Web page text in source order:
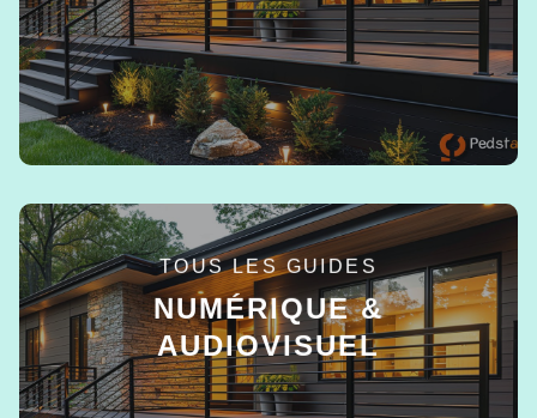
TOUS LES GUIDES
NUMÉRIQUE &
AUDIOVISUEL
EN SAVOIR +